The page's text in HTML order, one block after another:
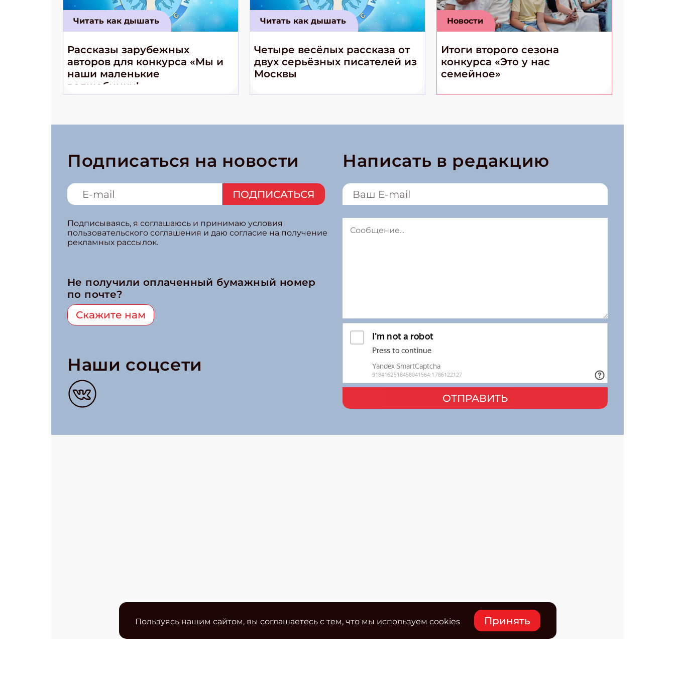
Читать как дышать
Рассказы зарубежных
авторов для конкурса «Мы и
наши маленькие
волшебники!»
Читать как дышать
Четыре весёлых рассказа от
двух серьёзных писателей из
Москвы
Новости
Итоги второго сезона
конкурса «Это у нас
семейное»
Подписаться на новости
ПОДПИСАТЬСЯ
Подписываясь, я соглашаюсь и принимаю условия
пользовательского соглашения и даю согласие на получение
рекламных рассылок.
Не получили оплаченный бумажный номер
по почте?
Скажите нам
Наши соцсети
Написать в редакцию
ОТПРАВИТЬ
Пользуясь нашим сайтом, вы соглашаетесь с тем, что мы используем cookies Принять